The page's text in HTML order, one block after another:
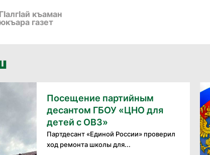
ГӀалгӀай къаман
газет
Посещение партийным
десантом ГБОУ «ЦНО для
детей с ОВЗ»
Партдесант «Единой России» проверил
ход ремонта школы для...